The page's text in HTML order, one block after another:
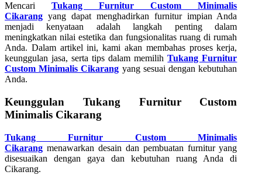
MencariTukang Furnitur Custom Minimalis
Cikarang yang dapat menghadirkan furnitur impian Anda
menjadi kenyataan adalah langkah penting dalam
meningkatkan nilai estetika dan fungsionalitas ruang di rumah
Anda. Dalam artikel ini, kami akan membahas proses kerja,
keunggulan jasa, serta tips dalam memilihTukang Furnitur
Custom Minimalis Cikarang yang sesuai dengan kebutuhan
Anda.
Keunggulan Tukang Furnitur Custom
Minimalis Cikarang
Tukang Furnitur Custom Minimalis
Cikarang menawarkan desain dan pembuatan furnitur yang
disesuaikan dengan gaya dan kebutuhan ruang Anda di
Cikarang.